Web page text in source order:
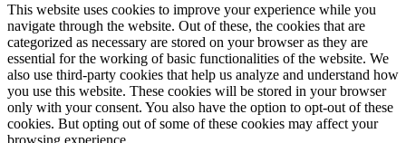
This website uses cookies to improve your experience while you
navigate through the website. Out of these, the cookies that are
categorized as necessary are stored on your browser as they are
essential for the working of basic functionalities of the website. We
also use third-party cookies that help us analyze and understand how
you use this website. These cookies will be stored in your browser
only with your consent. You also have the option to opt-out of these
cookies. But opting out of some of these cookies may affect your
browsing experience.